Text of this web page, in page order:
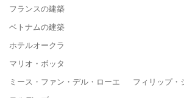
フランスの建築
ベトナムの建築
ホテルオークラ
マリオ・ボッタ
ミース・ファン・デル・ローエ フィリップ・